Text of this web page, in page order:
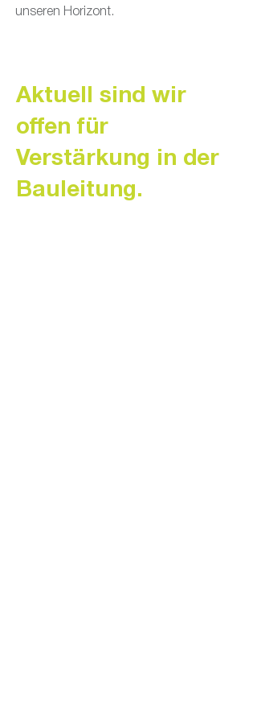
unseren Horizont.
Aktuell sind wir
offen für
Verstärkung in der
Bauleitung.